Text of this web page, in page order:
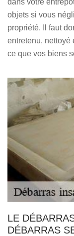
dans votre
objets si vous
propriété. Il faut
entretenu, nettoyé
ce que vos biens
LE
DÉBARRAS